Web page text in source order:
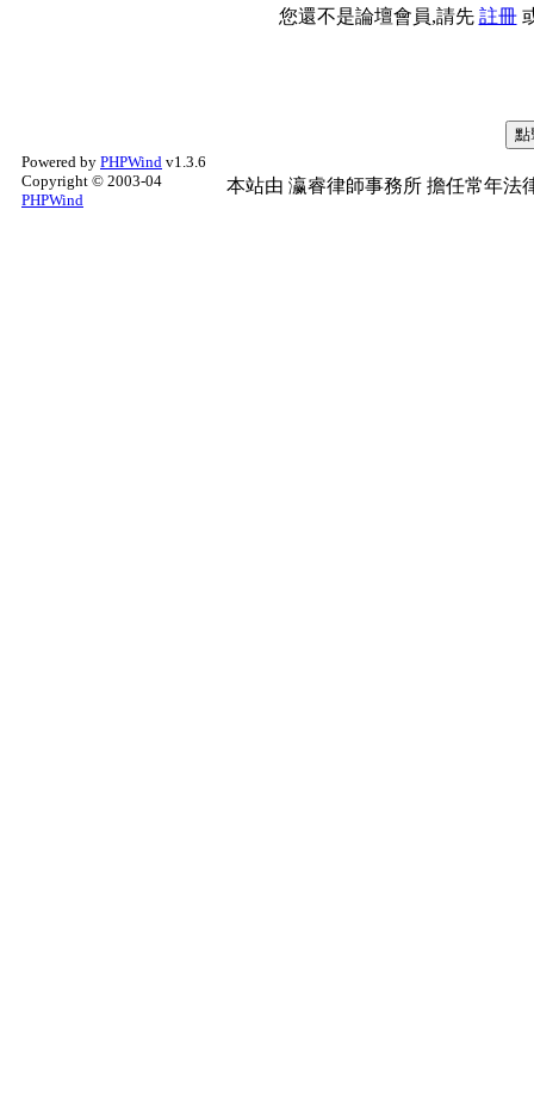
您還不是論壇會員,請先 註冊
Powered by PHPWind v1.3.6
Copyright © 2003-04
PHPWind
本站由 瀛睿律師事務所 擔任常年法